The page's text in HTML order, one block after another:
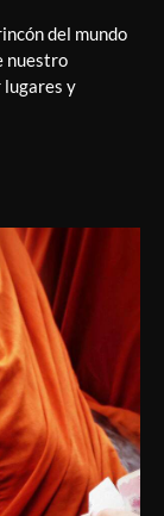
del mundo
nuestro
lugares y